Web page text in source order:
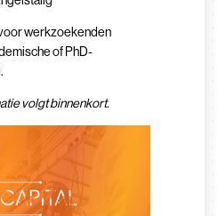
werkzoekenden
of PhD-
volgt binnenkort.